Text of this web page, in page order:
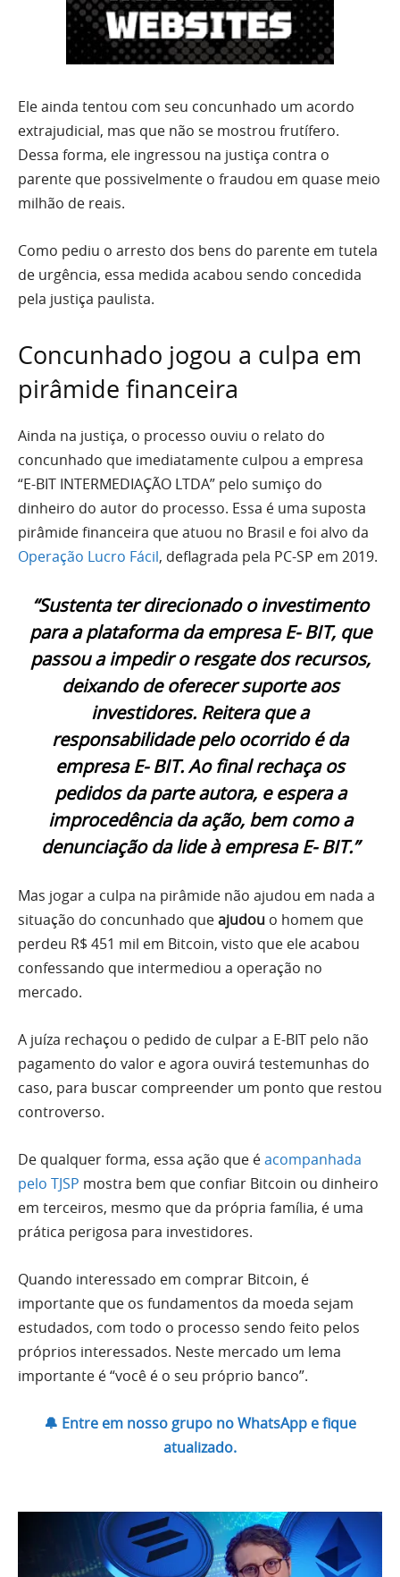
Ele ainda tentou com seu concunhado um acordo
extrajudicial, mas que não se mostrou frutífero.
Dessa forma, ele ingressou na justiça contra o
parente que possivelmente o fraudou em quase meio
milhão de reais.
Como pediu o arresto dos bens do parente em tutela
de urgência, essa medida acabou sendo concedida
pela justiça paulista.
Concunhado jogou a culpa em
pirâmide financeira
Ainda na justiça, o processo ouviu o relato do
concunhado que imediatamente culpou a empresa
“E-BIT INTERMEDIAÇÃO LTDA” pelo sumiço do
dinheiro do autor do processo. Essa é uma suposta
pirâmide financeira que atuou no Brasil e foi alvo da
Operação Lucro Fácil, deflagrada pela PC-SP em 2019.
“Sustenta ter direcionado o investimento
para a plataforma da empresa E- BIT, que
passou a impedir o resgate dos recursos,
deixando de oferecer suporte aos
investidores. Reitera que a
responsabilidade pelo ocorrido é da
empresa E- BIT. Ao final rechaça os
pedidos da parte autora, e espera a
improcedência da ação, bem como a
denunciação da lide à empresa E- BIT.”
Mas jogar a culpa na pirâmide não ajudou em nada a
situação do concunhado queajudou o homem que
perdeu R$ 451 mil em Bitcoin, visto que ele acabou
confessando que intermediou a operação no
mercado.
A juíza rechaçou o pedido de culpar a E-BIT pelo não
pagamento do valor e agora ouvirá testemunhas do
caso, para buscar compreender um ponto que restou
controverso.
De qualquer forma, essa ação que éacompanhada
pelo TJSP mostra bem que confiar Bitcoin ou dinheiro
em terceiros, mesmo que da própria família, é uma
prática perigosa para investidores.
Quando interessado em comprar Bitcoin, é
importante que os fundamentos da moeda sejam
estudados, com todo o processo sendo feito pelos
próprios interessados. Neste mercado um lema
importante é “você é o seu próprio banco”.
🔔 Entre em nosso grupo no WhatsApp e fique
atualizado.